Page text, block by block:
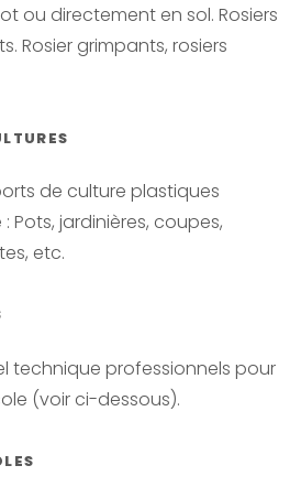
ou directement en sol. Rosiers
Rosier grimpants, rosiers
de culture plastiques
Pots, jardinières, coupes,
etc.
technique professionnels pour
(voir ci-dessous).